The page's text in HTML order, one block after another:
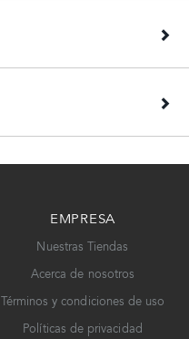
EMPRESA
Nuestras Tiendas
Acerca de nosotros
Términos y condiciones de uso
Políticas de privacidad